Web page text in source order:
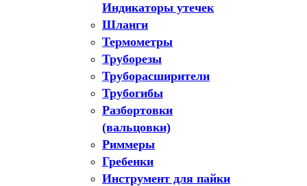
Индикаторы утечек
Шланги
Термометры
Труборезы
Труборасширители
Трубогибы
Разбортовки
(вальцовки)
Риммеры
Гребенки
Инструмент для пайки